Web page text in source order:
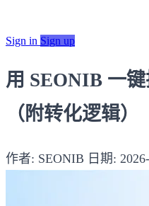
Sign in Sign up
用 SEONIB 一
（附转化逻辑）
作者: SEONIB 日期: